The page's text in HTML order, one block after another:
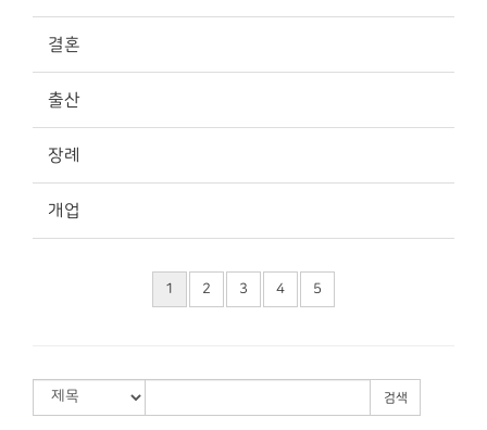
결혼
출산
장례
개업
1 2 3 4 5
검색